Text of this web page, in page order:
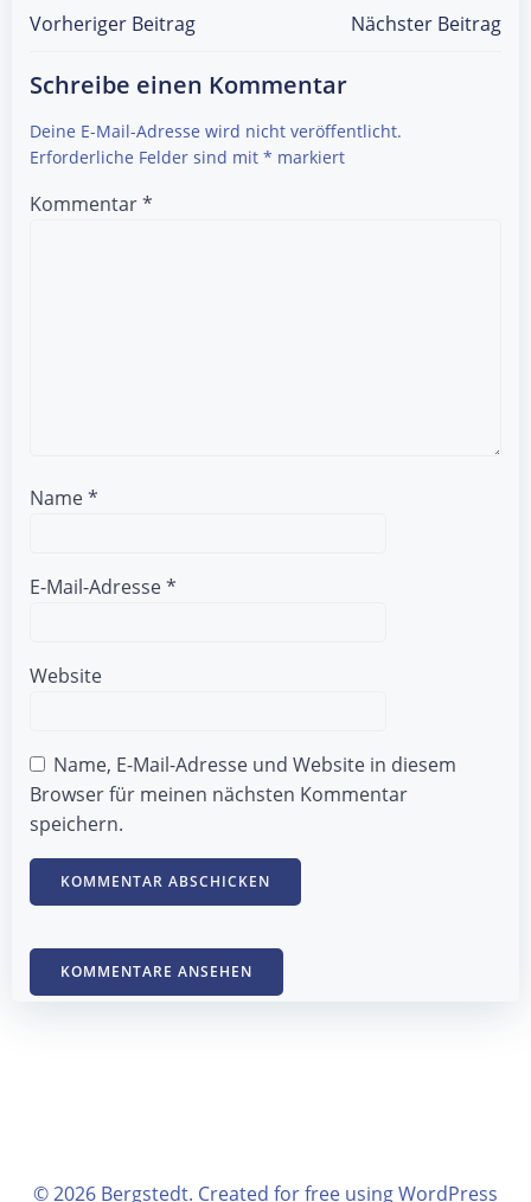
Post
navigation
Vorheriger Beitrag
Post
navigation
Nächster Beitrag
Schreibe einen Kommentar
Deine E-Mail-Adresse wird nicht veröffentlicht.
Erforderliche Felder sind mit * markiert
Kommentar*
Name*
E-Mail-Adresse*
Website
Name, E-Mail-Adresse und Website in diesem
Browser für meinen nächsten Kommentar
speichern.
KOMMENTARE ANSEHEN
© 2026 Bergstedt. Created for free using WordPress